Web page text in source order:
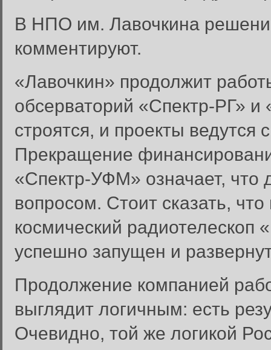
В НПО им. Лавочкина
комментируют.
«Лавочкин» продолжит
обсерваторий «Спектр-РГ»
строятся, и проекты
Прекращение
«Спектр-УФМ» означает, что
вопросом. Стоит сказать,
космический
успешно запущен и
Продолжение компанией
выглядит логичным: есть
Очевидно, той же логикой